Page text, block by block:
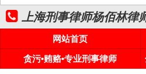
上海刑事律师杨佰林律
网站首页
贪污•贿赂•专业刑事律师